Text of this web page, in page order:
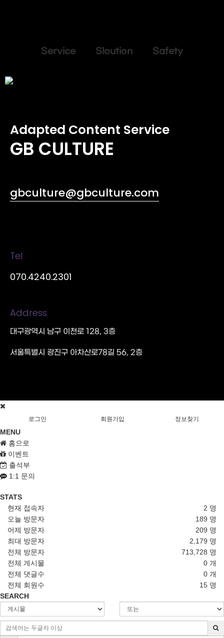
Service Sloution Safety
Adapted Content Service
GB CULTURE
gbculture@gbculture.com
Tel
070.4240.2301
Address
대구광역시 남구 이천로 128, 3층
서울특별시 광진구 아차산로78길 56, 2층
로그인 회원가입 정보찾기
MENU
홈으로
이벤트
출석부
1:1 문의
STATS
2 명
현재 접속자
189 명
오늘 방문자
209 명
어제 방문자
2,179 명
최대 방문자
713,728 명
전체 방문자
0 개
전체 게시물
0 개
전체 댓글수
15 명
전체 회원수
SEARCH